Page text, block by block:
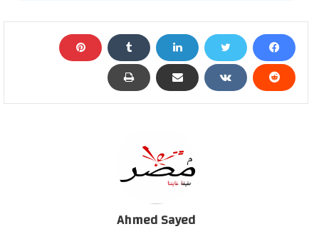
بمستشفيات العزل والحجر الصحي تخضع للرعاية الطبية، وفقًا
لإرشادات منظمة الصحة العالمية.
وتابع أن المحافظات التي سجلت أعلى معدل إصابات بفيروس كورونا
هي “القاهرة، الجيزة والقليوبية”، بينما سجلت محافظات “البحر
التباعد الاجتماعي، خاصة في المحافظات ذات معدلات الإصابة العالية.
وذكر “مجاهد” أن إجمالي العدد الذي تم تسجيله في مصر بفيروس
حالة تم شفاؤها وخرجت من مستشفيات العزل والحجر الصحي، و
Ahmed Sayed